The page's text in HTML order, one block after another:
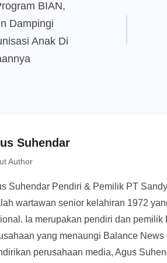
BIAN,
Dampingi
Anak Di
Suhendar
Author
Suhendar Pendiri & Pemilik PT
wartawan senior kelahiran 1972
Ia merupakan pendiri dan
yang menaungi Balance
perusahaan media, Agus